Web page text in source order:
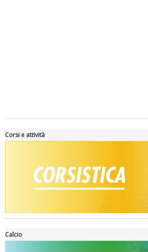
Tiziano Pesce a Radio InBlu2000 traccia il
Corsi e attività
Calcio